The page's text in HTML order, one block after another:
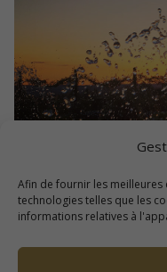
Afin de fournir les meilleures
technologies telles que les
informations relatives à